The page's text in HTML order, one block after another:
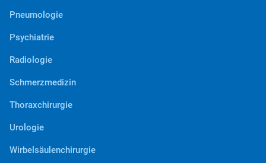
Pneumologie
Psychiatrie
Radiologie
Schmerzmedizin
Thoraxchirurgie
Urologie
Wirbelsäulenchirurgie